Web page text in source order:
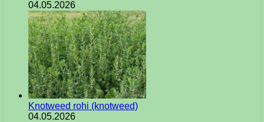
04.05.2026
Knotweed rohi (knotweed)
04.05.2026